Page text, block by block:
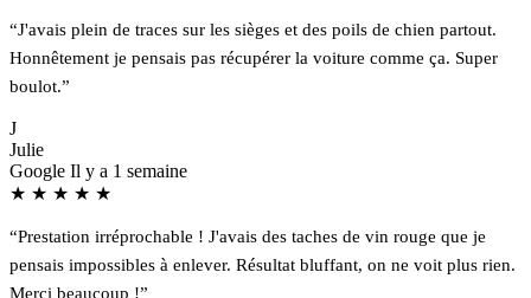
“J'avais plein de traces sur les sièges et des poils de chien partout.
Honnêtement je pensais pas récupérer la voiture comme ça. Super
boulot.”
J
Julie
Google Il y a 1 semaine
★ ★ ★ ★ ★
“Prestation irréprochable ! J'avais des taches de vin rouge que je
pensais impossibles à enlever. Résultat bluffant, on ne voit plus rien.
Merci beaucoup !”